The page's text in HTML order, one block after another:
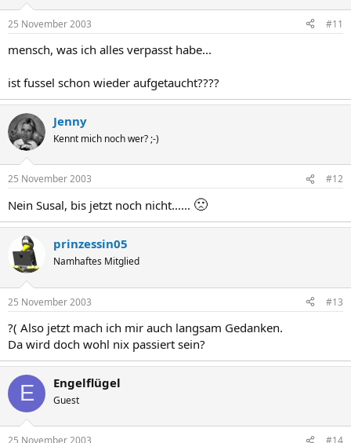
25 November 2003 #11
mensch, was ich alles verpasst habe...
ist fussel schon wieder aufgetaucht????
Jenny
Kennt mich noch wer? ;-)
25 November 2003 #12
Nein Susal, bis jetzt noch nicht...... 🙁
prinzessin05
Namhaftes Mitglied
25 November 2003 #13
?( Also jetzt mach ich mir auch langsam Gedanken.
Da wird doch wohl nix passiert sein?
E Engelflügel
Guest
25 November 2003 #14